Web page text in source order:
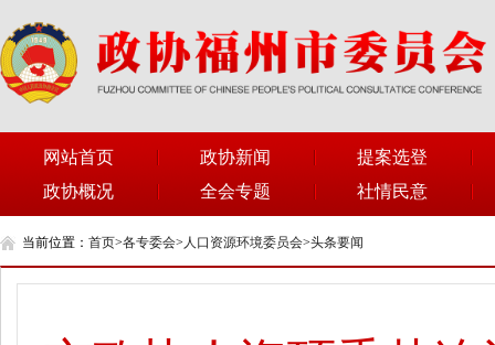
网站首页 政协新闻
提案选登
政协概况
全会专题 社情民意
当前位置： 首页>各专委会> 人口资源环境委员会>头条要闻